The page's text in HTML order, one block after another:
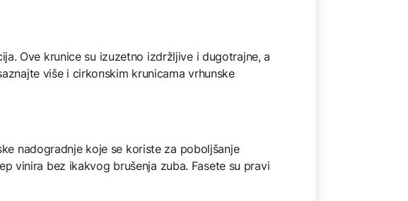
Ove krunice su izuzetno izdržljive i dugotrajne, a
više i cirkonskim krunicama vrhunske
nadogradnje koje se koriste za poboljšanje
vinira bez ikakvog brušenja zuba. Fasete su pravi